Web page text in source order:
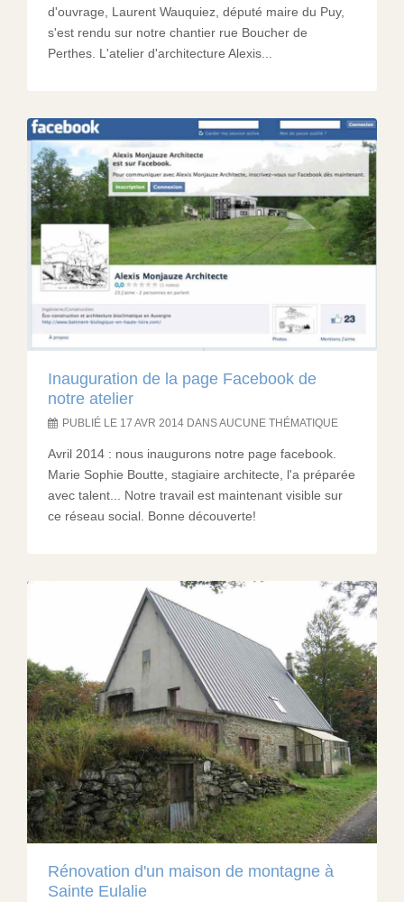
d'ouvrage, Laurent Wauquiez, député maire du Puy,
s'est rendu sur notre chantier rue Boucher de
Perthes. L'atelier d'architecture Alexis...
Inauguration de la page Facebook de
notre atelier
PUBLIÉ LE 17 AVR 2014 DANS AUCUNE THÉMATIQUE
Avril 2014 : nous inaugurons notre page facebook.
Marie Sophie Boutte, stagiaire architecte, l'a préparée
avec talent... Notre travail est maintenant visible sur
ce réseau social. Bonne découverte!
Rénovation d'un maison de montagne à
Sainte Eulalie